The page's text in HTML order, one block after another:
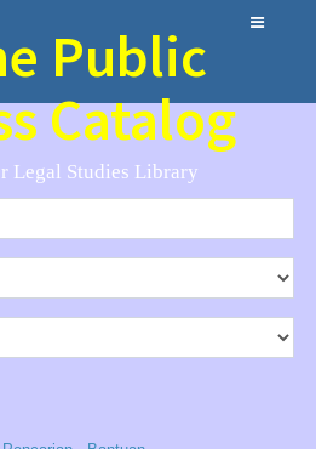
Public
Catalog
Legal Studies Library